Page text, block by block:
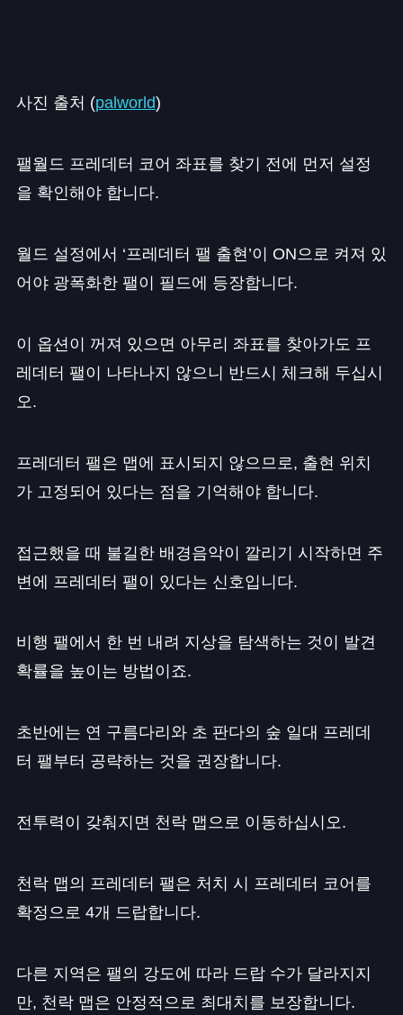
사진 출처 (palworld)
팰월드 프레데터 코어 좌표를 찾기 전에 먼저 설정
을 확인해야 합니다.
월드 설정에서 ‘프레데터 팰 출현’이 ON으로 켜져 있
어야 광폭화한 팰이 필드에 등장합니다.
이 옵션이 꺼져 있으면 아무리 좌표를 찾아가도 프
레데터 팰이 나타나지 않으니 반드시 체크해 두십시
오.
프레데터 팰은 맵에 표시되지 않으므로, 출현 위치
가 고정되어 있다는 점을 기억해야 합니다.
접근했을 때 불길한 배경음악이 깔리기 시작하면 주
변에 프레데터 팰이 있다는 신호입니다.
비행 팰에서 한 번 내려 지상을 탐색하는 것이 발견
확률을 높이는 방법이죠.
초반에는 연 구름다리와 초 판다의 숲 일대 프레데
터 팰부터 공략하는 것을 권장합니다.
전투력이 갖춰지면 천락 맵으로 이동하십시오.
천락 맵의 프레데터 팰은 처치 시 프레데터 코어를
확정으로 4개 드랍합니다.
다른 지역은 팰의 강도에 따라 드랍 수가 달라지지
만, 천락 맵은 안정적으로 최대치를 보장합니다.